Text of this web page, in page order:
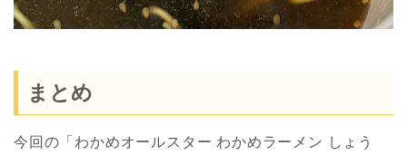
まとめ
今回の「わかめオールスター わかめラーメン しょう